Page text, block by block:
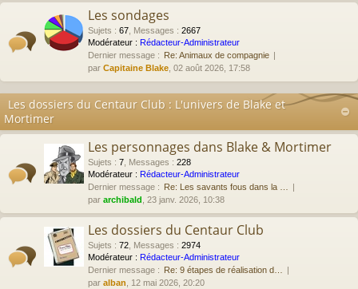
Les sondages
Sujets : 67 Messages : 2667
Modérateur : Rédacteur-Administrateur
Dernier message : Re: Animaux de compagnie
par Capitaine Blake , 02 août 2026, 17:58
Les dossiers du Centaur Club : L'univers de Blake et
Mortimer
Les personnages dans Blake & Mortimer
Sujets : 7 Messages : 228
Modérateur : Rédacteur-Administrateur
Dernier message : Re: Les savants fous dans la …
par archibald , 23 janv. 2026, 10:38
Les dossiers du Centaur Club
Sujets : 72 Messages : 2974
Modérateur : Rédacteur-Administrateur
Dernier message : Re: 9 étapes de réalisation d…
par alban , 12 mai 2026, 20:20